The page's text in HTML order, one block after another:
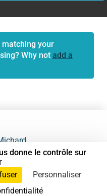
your
Why not add a
donne le contrôle sur
Personnaliser